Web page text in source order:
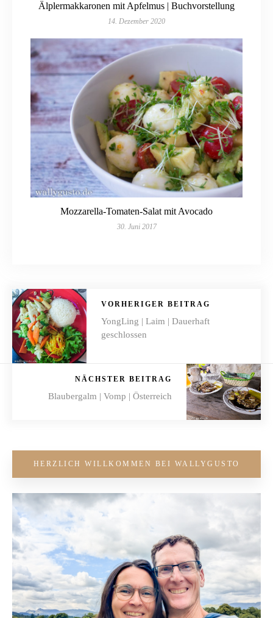
Älplermakkaronen mit Apfelmus | Buchvorstellung
14. Dezember 2020
Mozzarella-Tomaten-Salat mit Avocado
30. Juni 2017
VORHERIGER BEITRAG
YongLing | Laim | Dauerhaft
geschlossen
NÄCHSTER BEITRAG
Blaubergalm | Vomp | Österreich
HERZLICH WILLKOMMEN BEI WALLYGUSTO